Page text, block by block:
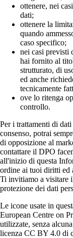
ottenere, nei
dati;
ottenere la
quando
caso specifico;
nei casi previsti
hai fornito al
strutturato, di
ed anche
tecnicamente
ove lo ritenga
controllo.
Per i trattamenti di
consenso, potrai
di opposizione al
contattare il DPO
all'inizio di questa
ordine ai tuoi diritti ed
Ti invitiamo a visitare
protezione dei dati
Le icone usate in
European Centre on
utilizzate, senza
licenza CC BY 4.0 di